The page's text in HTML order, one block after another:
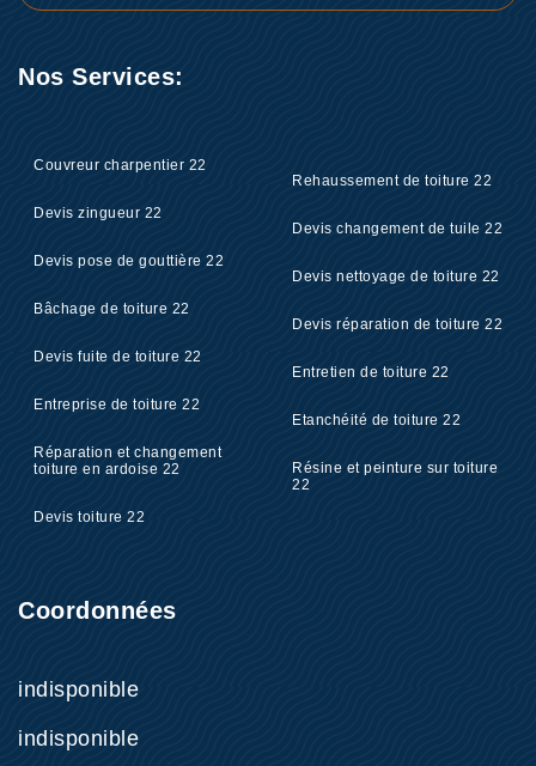
Nos Services:
Couvreur charpentier 22
Devis zingueur 22
Devis pose de gouttière 22
Bâchage de toiture 22
Devis fuite de toiture 22
Entreprise de toiture 22
Réparation et changement
toiture en ardoise 22
Devis toiture 22
Rehaussement de toiture 22
Devis changement de tuile 22
Devis nettoyage de toiture 22
Devis réparation de toiture 22
Entretien de toiture 22
Etanchéité de toiture 22
Résine et peinture sur toiture
22
Coordonnées
indisponible
indisponible